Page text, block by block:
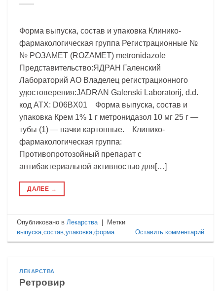
Форма выпуска, состав и упаковка Клинико-
фармакологическая группа Регистрационные №
№ РОЗАМЕТ (ROZAMET) metronidazole
Представительство:ЯДРАН Галенский
Лабораторий АО Владелец регистрационного
удостоверения:JADRAN Galenski Laboratorij, d.d.
код ATX: D06BX01 Форма выпуска, состав и
упаковка Крем 1% 1 г метронидазол 10 мг 25 г —
тубы (1) — пачки картонные. Клинико-
фармакологическая группа:
Противопротозойный препарат с
антибактериальной активностью для[…]
ДАЛЕЕ →
Опубликовано в Лекарства
Метки
выпуска ,состав ,упаковка ,форма Оставить комментарий
ЛЕКАРСТВА
Ретровир